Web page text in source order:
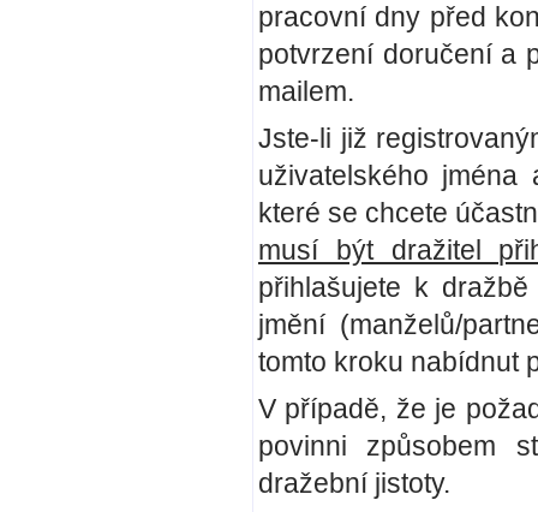
pracovní dny před
potvrzení doručení a
mailem.
Jste-li již
uživatelského
které se chcete
musí být dražitel
přihlašujete k
jmění (manželů/
tomto kroku nabídnut
V případě, že je
povinni způsobem
dražební jistoty.